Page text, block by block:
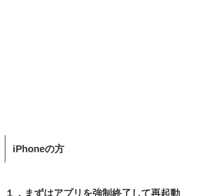
iPhoneの方
１．まずはアプリを強制終了して再起動